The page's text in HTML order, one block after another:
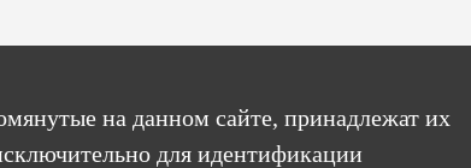
на данном сайте, принадлежат их
для идентификации